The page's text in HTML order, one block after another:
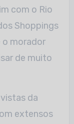
com o Rio
Shoppings
o morador
de muito
da
extensos